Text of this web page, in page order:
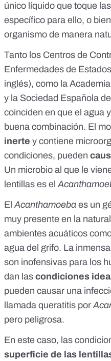
único líquido que toque
específico para ello, o
organismo de manera
Tanto los Centros de
Enfermedades de
inglés), como la
y la Sociedad Española
coinciden en que el agua
buena combinación. El
inerte y contiene
condiciones, pueden
Un microbio al que le
lentillas es el
ElAcanthamoeba es un
muy presente en la
ambientes acuáticos
agua del grifo. La
son inofensivas para los
dan las condiciones
pueden causar una
llamada queratitis por
pero peligrosa.
En este caso, las
superficie de las